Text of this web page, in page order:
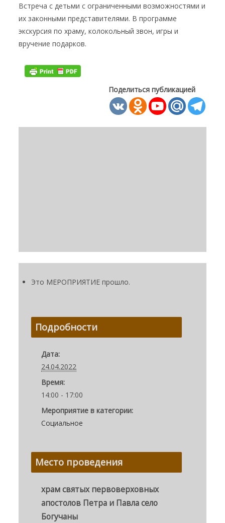
Встреча с детьми с ограниченными возможностями и
их законными представителями. В программе
экскурсия по храму, колокольный звон, игры и
вручение подарков.
Поделиться публикацией
Это МЕРОПРИЯТИЕ прошло.
Подробности
Дата:
24.04.2022
Время:
14:00 - 17:00
Мероприятие в категории:
Социальное
Место проведения
храм святых первоверховных
апостолов Петра и Павла село
Богучаны